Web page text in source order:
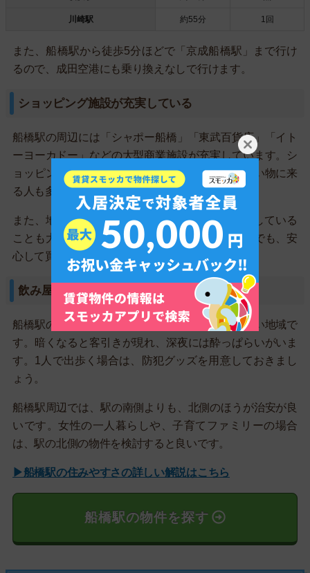
川崎駅 約55分 1回
また、船橋駅から徒歩5分ほどで「京成船橋駅」まで行け
るので、成田空港にも乗り換えなしで行けます。
ショッピング施設が充実している
船橋駅の周辺には「シャポー船橋」「東武百貨店」「イト
ーヨーカドー」などの大型商業施設が充実しています。シ
ョッピング環境が充実しているため、近隣から買い物に来
る人も多いです。
また、地下1階にあるスーパーが23時半まで営業している
ことも大きな利点です。残業で帰宅が遅くなる人でも、安
心して買い物できます。
飲み屋街の治安が悪い
船橋駅の南側にある飲み屋街は、少々、治安が悪い地域で
す。暗くなると客引きが現れ、深夜には酔っぱらいがいま
す。1人で出歩く場合は、防犯グッズを用意しておきまし
ょう。
船橋駅周辺では、駅の南側よりも、北側のほうが治安が良
いです。女性の一人暮らしや、子育てファミリーの場合
は、駅の北側の物件を検討すると良いです。
▶船橋駅の住みやすさの詳しい解説はこちら
船橋駅の物件を探す